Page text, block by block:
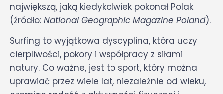
największą, jaką kiedykolwiek pokonał Polak
(źródło: National Geographic Magazine Poland).
Surfing to wyjątkowa dyscyplina, która uczy
cierpliwości, pokory i współpracy z siłami
natury. Co ważne, jest to sport, który można
uprawiać przez wiele lat, niezależnie od wieku,